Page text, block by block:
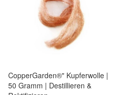
CopperGarden®" Kupferwolle |
50 Gramm | Destillieren &